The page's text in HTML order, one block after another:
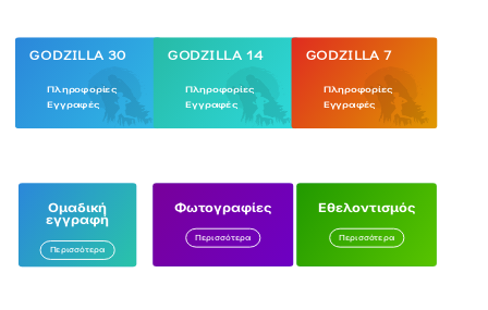
GODZILLA 30
Πληροφορίες
Εγγραφές
GODZILLA 14
Πληροφορίες
Εγγραφές
GODZILLA 7
Πληροφορίες
Εγγραφές
Ομαδική
εγγραφή
Περισσότερα
Φωτογραφίες
Περισσότερα
Εθελοντισμός
Περισσότερα